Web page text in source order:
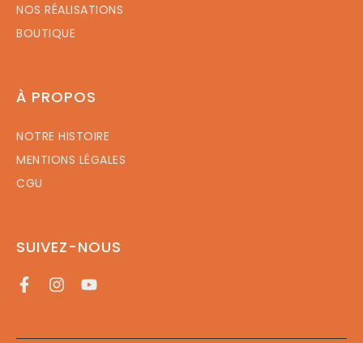
NOS RÉALISATIONS
BOUTIQUE
À PROPOS
NOTRE HISTOIRE
MENTIONS LÉGALES
CGU
SUIVEZ-NOUS